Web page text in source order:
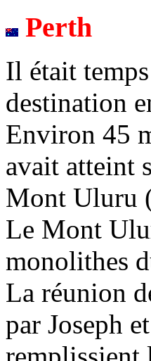
Perth
Il était
destination
Environ 45
avait atteint
Mont Uluru
Le Mont
monolithes
La réunion
par Joseph